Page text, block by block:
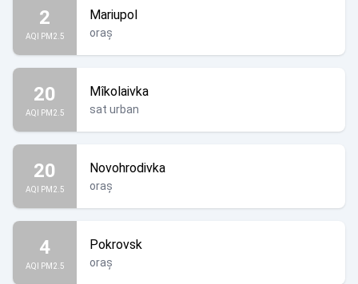
2
AQI PM2.5
Mariupol
oraș
20
AQI PM2.5
Mîkolaivka
sat urban
20
AQI PM2.5
Novohrodivka
oraș
4
AQI PM2.5
Pokrovsk
oraș